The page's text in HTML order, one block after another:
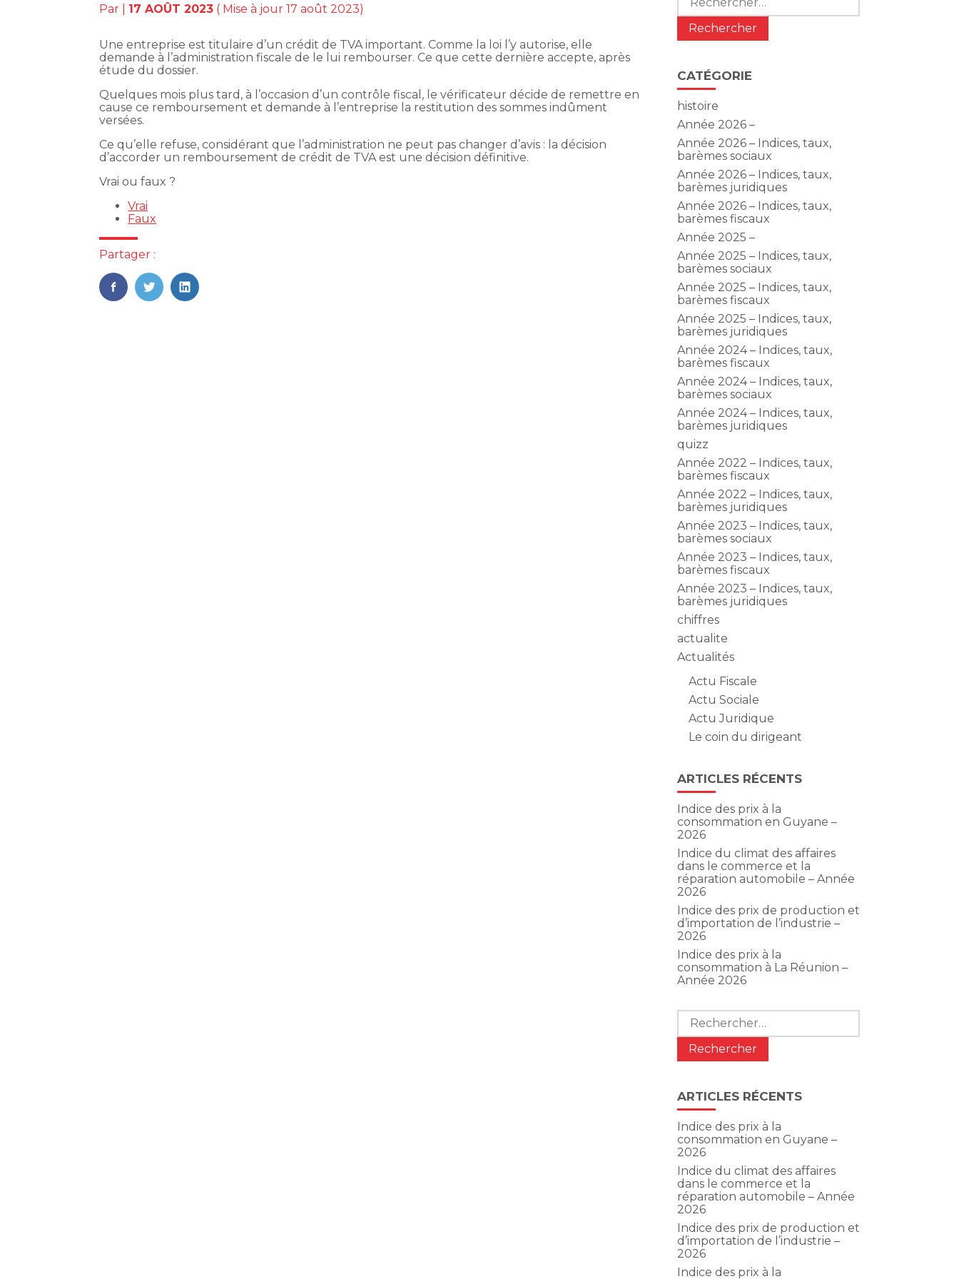
Par 17 AOÛT 2023 ( Mise à jour 17 août 2023)
Une entreprise est titulaire d’un crédit de TVA important. Comme la loi l’y autorise, elle
demande à l’administration fiscale de le lui rembourser. Ce que cette dernière accepte, après
étude du dossier.
Quelques mois plus tard, à l’occasion d’un contrôle fiscal, le vérificateur décide de remettre en
cause ce remboursement et demande à l’entreprise la restitution des sommes indûment
versées.
Ce qu’elle refuse, considérant que l’administration ne peut pas changer d’avis : la décision
d’accorder un remboursement de crédit de TVA est une décision définitive.
Vrai ou faux ?
Vrai
Faux
Partager :
FaceBook
TwitterLinkedIn
CATÉGORIE
histoire
Année 2026 –
Année 2026 – Indices, taux,
barèmes sociaux
Année 2026 – Indices, taux,
barèmes juridiques
Année 2026 – Indices, taux,
barèmes fiscaux
Année 2025 –
Année 2025 – Indices, taux,
barèmes sociaux
Année 2025 – Indices, taux,
barèmes fiscaux
Année 2025 – Indices, taux,
barèmes juridiques
Année 2024 – Indices, taux,
barèmes fiscaux
Année 2024 – Indices, taux,
barèmes sociaux
Année 2024 – Indices, taux,
barèmes juridiques
quizz
Année 2022 – Indices, taux,
barèmes fiscaux
Année 2022 – Indices, taux,
barèmes juridiques
Année 2023 – Indices, taux,
barèmes sociaux
Année 2023 – Indices, taux,
barèmes fiscaux
Année 2023 – Indices, taux,
barèmes juridiques
chiffres
actualite
Actualités
Actu Fiscale
Actu Sociale
Actu Juridique
Le coin du dirigeant
ARTICLES RÉCENTS
Indice des prix à la
consommation en Guyane –
2026
Indice du climat des affaires
dans le commerce et la
réparation automobile – Année
2026
Indice des prix de production et
d’importation de l’industrie –
2026
Indice des prix à la
consommation à La Réunion –
Année 2026
Rechercher :
ARTICLES RÉCENTS
Indice des prix à la
consommation en Guyane –
2026
Indice du climat des affaires
dans le commerce et la
réparation automobile – Année
2026
Indice des prix de production et
d’importation de l’industrie –
2026
Indice des prix à la